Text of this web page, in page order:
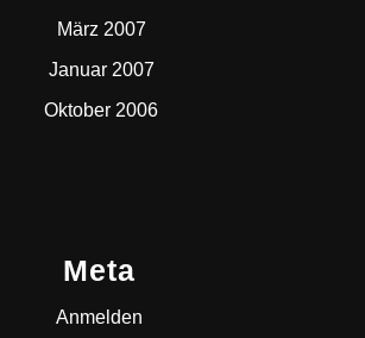
März 2007
Januar 2007
Oktober 2006
Meta
Anmelden